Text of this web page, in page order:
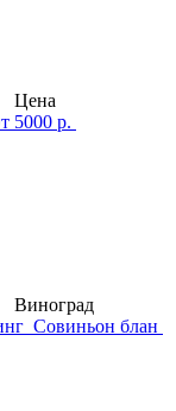
Цена
5000 р.
Виноград
Совиньон блан